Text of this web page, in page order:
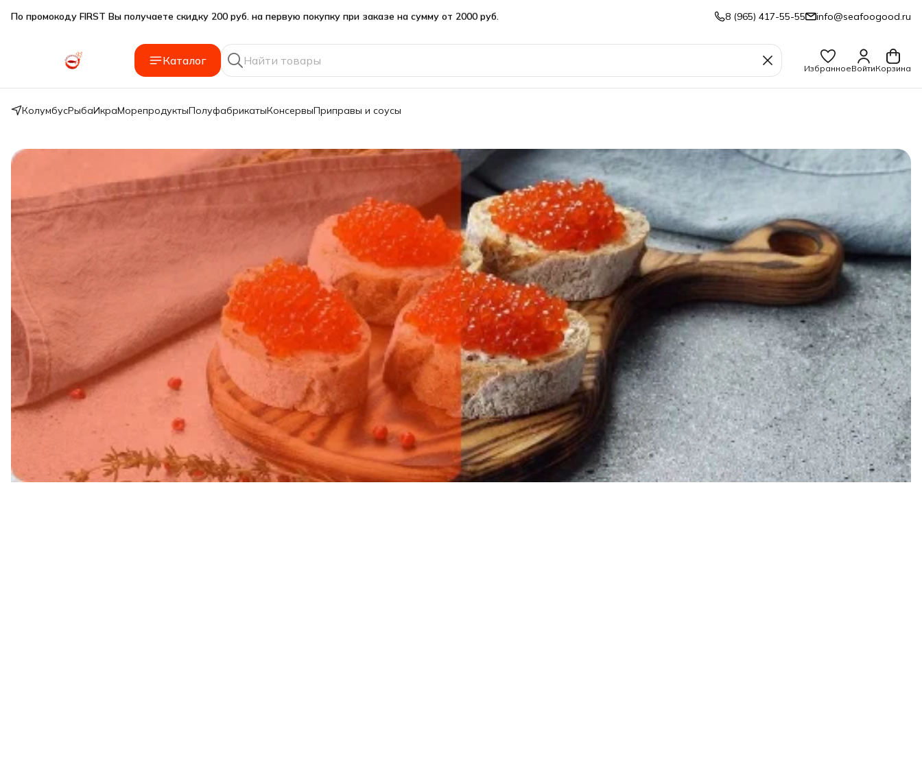
Подарки SeaFoodGood от 2 000₽ в корзине
🔥 3% дополнительная скидка при оплате наличными
8 (965) 417-55-55 info@seafoogood.ru
Каталог
ИзбранноеВойтиКорзина
КолумбусРыбаИкраМорепродуктыПолуфабрикатыКонсервыПриправы и соусы